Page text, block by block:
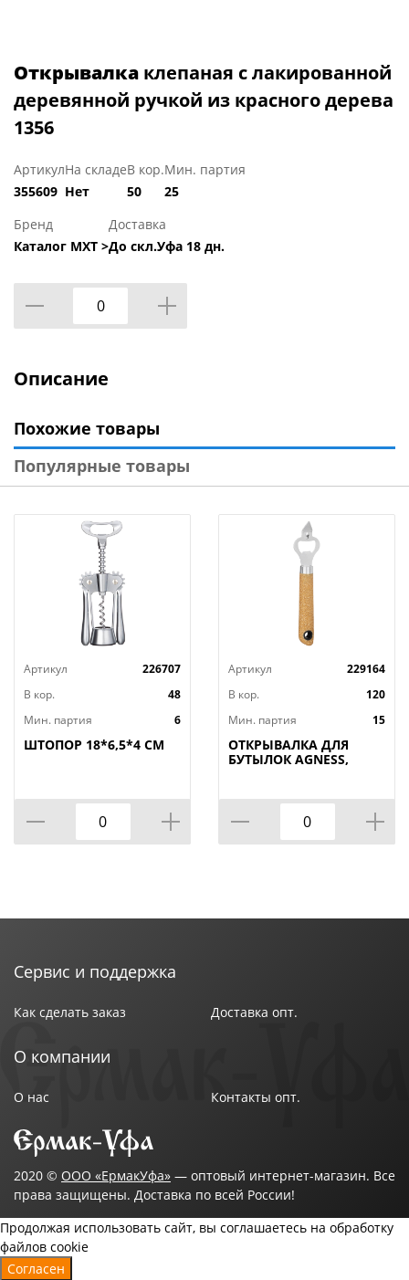
Открывалка клепаная с лакированной
деревянной ручкой из красного дерева
1356
Артикул
355609
На складе
Нет
В кор.
50
Мин. партия
25
Бренд
Каталог МХТ >
Доставка
До скл.Уфа 18 дн.
Описание
Похожие товары
Популярные товары
Артикул
226707
В кор.
48
Мин. партия
6
ШТОПОР 18*6,5*4 СМ
Артикул
229164
В кор.
120
Мин. партия
15
ОТКРЫВАЛКА ДЛЯ
БУТЫЛОК AGNESS,
Сервис и поддержка
Как сделать заказ Доставка опт.
О компании
О нас Контакты опт.
2020 © ООО «ЕрмакУфа» — оптовый интернет-магазин. Все
права защищены. Доставка по всей России!
Продолжая использовать сайт, вы соглашаетесь на обработку
файлов cookie
Согласен